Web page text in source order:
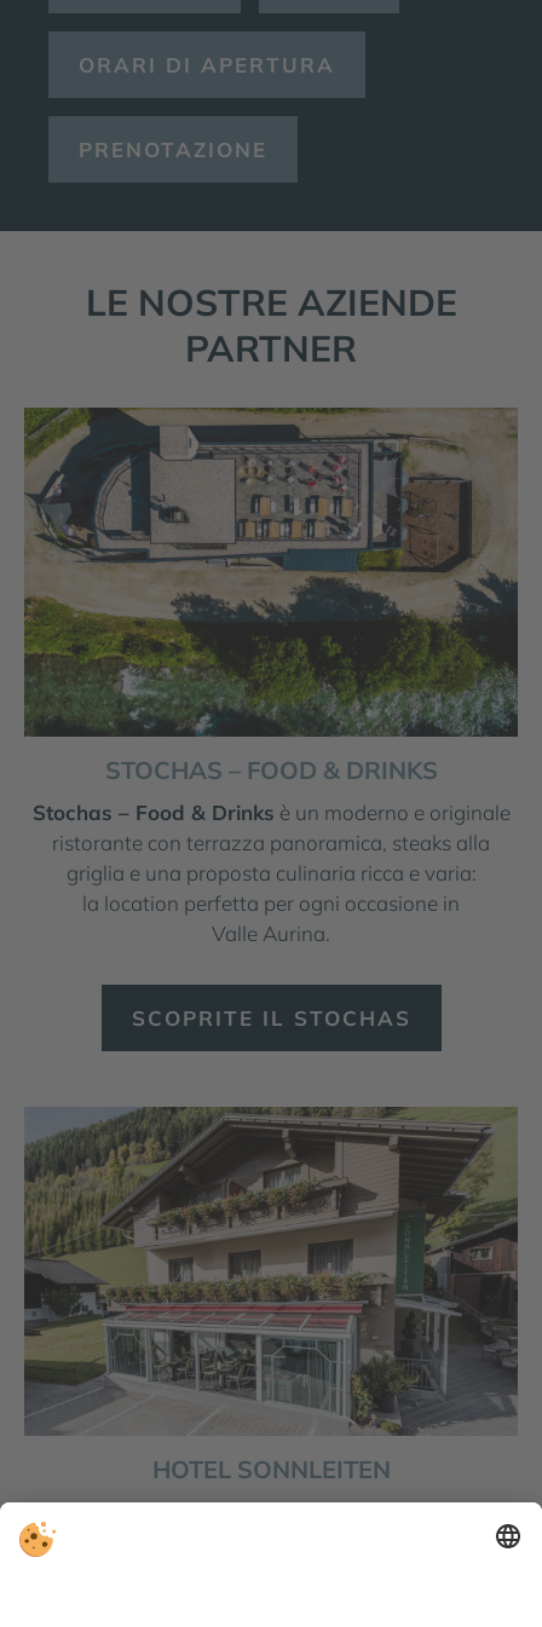
ORARI DI APERTURA
PRENOTAZIONE
LE NOSTRE AZIENDE
PARTNER
STOCHAS – FOOD & DRINKS
Stochas – Food & Drinks è un moderno e originale
ristorante con terrazza panoramica, steaks alla
griglia e una proposta culinaria ricca e varia:
la location perfetta per ogni occasione in
Valle Aurina.
SCOPRITE IL STOCHAS
HOTEL SONNLEITEN
Il vostro rifugio per le vacanze in Valle Aurina.